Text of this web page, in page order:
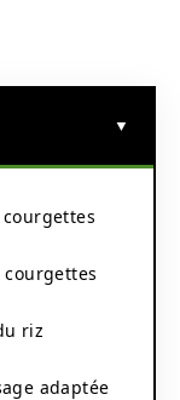
riz
adaptée